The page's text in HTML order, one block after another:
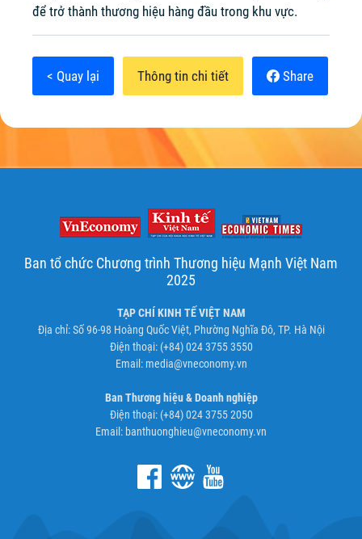
để trở thành thương hiệu hàng đầu trong khu vực.
< Quay lại Thông tin chi tiết Share
Ban tổ chức Chương trình Thương hiệu Mạnh Việt Nam
2025
TẠP CHÍ KINH TẾ VIỆT NAM
Địa chỉ: Số 96-98 Hoàng Quốc Việt, Phường Nghĩa Đô, TP. Hà Nội
Điện thoại: (+84) 024 3755 3550
Email: media@vneconomy.vn
Ban Thương hiệu & Doanh nghiệp
Điện thoại: (+84) 024 3755 2050
Email: banthuonghieu@vneconomy.vn